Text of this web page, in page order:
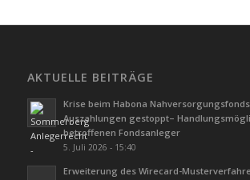
AKTUELLE BEITRÄGE
Krise beim Habona
Auszahlungen gestoppt–
betroffenen Fondsanleger
5. Juli 2026 - 15:40
Erweiterung des Wirecard-